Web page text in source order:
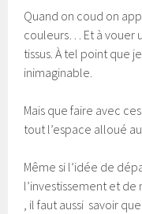
Quand on coud on
couleurs… Et à vouer
tissus. À tel point que
inimaginable.
Mais que faire avec
tout l’espace alloué
Même si l’idée de
l’investissement et de
, il faut aussi savoir